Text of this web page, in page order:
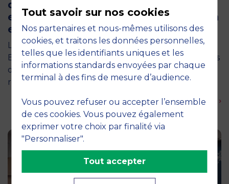
de l’Économie Numérique 2026 : un
engagement au service de l’innovation
en occitanie
La semaine dernière, le campus de MBS School of
Business a ouvert ses portes aux jurys des Trophées
de l'Économie Numérique 2026, une compétition
régionale…
En savoir plus ›
Tout savoir sur nos cookies
Nos partenaires et nous-mêmes utilisons des
cookies, et traitons les données personnelles,
telles que les identifiants uniques et les
informations standards envoyées par chaque
terminal à des fins de mesure d’audience.
Vous pouvez refuser ou accepter l’ensemble
de ces cookies. Vous pouvez également
exprimer votre choix par finalité via
"Personnaliser".
Tout accepter